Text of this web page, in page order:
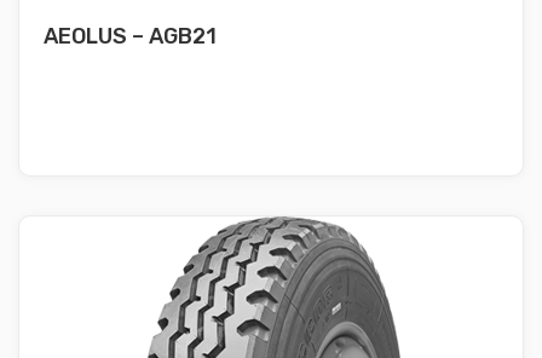
AEOLUS – AGB21